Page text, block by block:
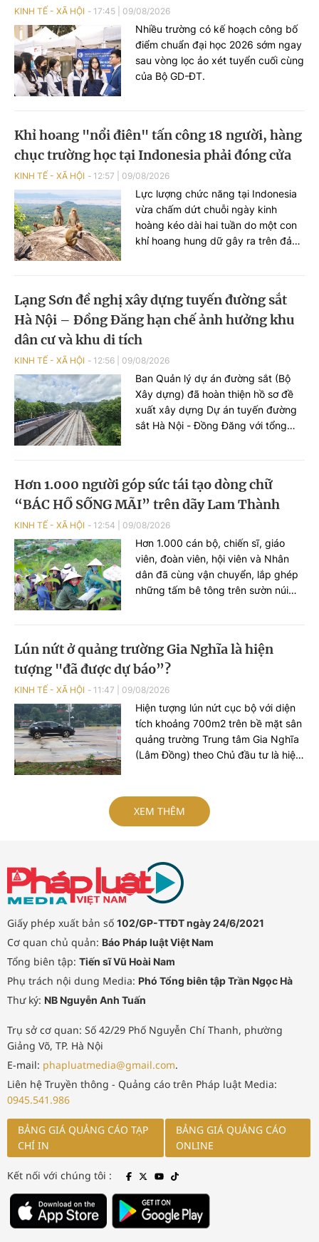
KINH TẾ - XÃ HỘI 17:45 09/08/2026
Nhiều trường có kế hoạch công bố
điểm chuẩn đại học 2026 sớm ngay
sau vòng lọc ảo xét tuyển cuối cùng
của Bộ GD-ĐT.
Khỉ hoang "nổi điên" tấn công 18 người, hàng
chục trường học tại Indonesia phải đóng cửa
KINH TẾ - XÃ HỘI 12:57 09/08/2026
Lực lượng chức năng tại Indonesia
vừa chấm dứt chuỗi ngày kinh
hoàng kéo dài hai tuần do một con
khỉ hoang hung dữ gây ra trên đảo
chục trường học tại địa phương
phải tạm thời đóng cửa để đảm bảo
an toàn.
Lạng Sơn đề nghị xây dựng tuyến đường sắt
Hà Nội – Đồng Đăng hạn chế ảnh hưởng khu
dân cư và khu di tích
KINH TẾ - XÃ HỘI 12:56 09/08/2026
Ban Quản lý dự án đường sắt (Bộ
Xây dựng) đã hoàn thiện hồ sơ đề
xuất xây dựng Dự án tuyến đường
sắt Hà Nội - Đồng Đăng với tổng
ý một số nội dung, trong đó đề nghị
nghiên cứu hướng tuyến đảm bảo
hạn chế tối đa ảnh hưởng hưởng
di tích lịch sử.
Hơn 1.000 người góp sức tái tạo dòng chữ
“BÁC HỒ SỐNG MÃI” trên dãy Lam Thành
KINH TẾ - XÃ HỘI 12:54 09/08/2026
Hơn 1.000 cán bộ, chiến sĩ, giáo
viên, đoàn viên, hội viên và Nhân
dân đã cùng vận chuyển, lắp ghép
những tấm bê tông trên sườn núi
hơn nửa thế kỷ.
Lún nứt ở quảng trường Gia Nghĩa là hiện
tượng "đã được dự báo”?
KINH TẾ - XÃ HỘI 11:47 09/08/2026
Hiện tượng lún nứt cục bộ với diện
tích khoảng 700m2 trên bề mặt sân
quảng trường Trung tâm Gia Nghĩa
(Lâm Đồng) theo Chủ đầu tư là hiện
XEM THÊM
Giấy phép xuất bản số 102/GP-TTĐT ngày 24/6/2021
Cơ quan chủ quản: Báo Pháp luật Việt Nam
Tổng biên tập: Tiến sĩ Vũ Hoài Nam
Phụ trách nội dung Media: Phó Tổng biên tập Trần Ngọc Hà
Thư ký: NB Nguyễn Anh Tuấn
Trụ sở cơ quan: Số 42/29 Phố Nguyễn Chí Thanh, phường
Giảng Võ, TP. Hà Nội
E-mail: phapluatmedia@gmail.com.
Liên hệ Truyền thông - Quảng cáo trên Pháp luật Media:
0945.541.986
BẢNG GIÁ QUẢNG CÁO TẠP
CHÍ IN
BẢNG GIÁ QUẢNG CÁO
ONLINE
Kết nối với chúng tôi :